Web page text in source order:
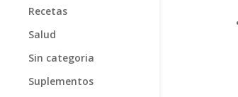
Recetas
Salud
Sin categoria
Suplementos